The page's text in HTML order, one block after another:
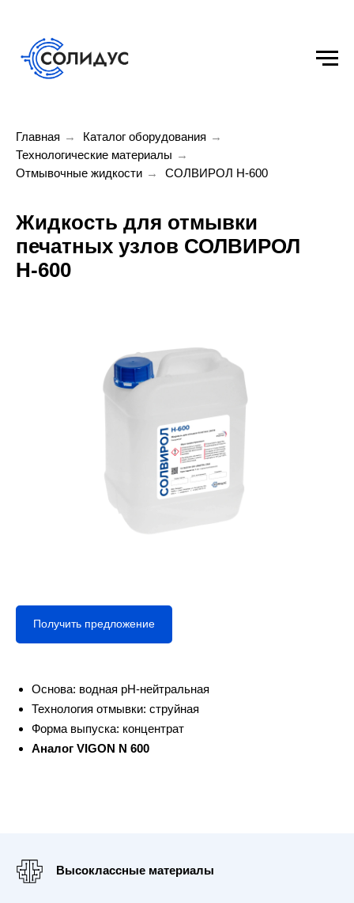
Главная → Каталог оборудования →
Технологические материалы →
Отмывочные жидкости → СОЛВИРОЛ Н-600
Жидкость для отмывки
печатных узлов СОЛВИРОЛ
Н-600
Получить предложение
Основа: водная pH-нейтральная
Технология отмывки: струйная
Форма выпуска: концентрат
Аналог VIGON N 600
Высоклассные материалы